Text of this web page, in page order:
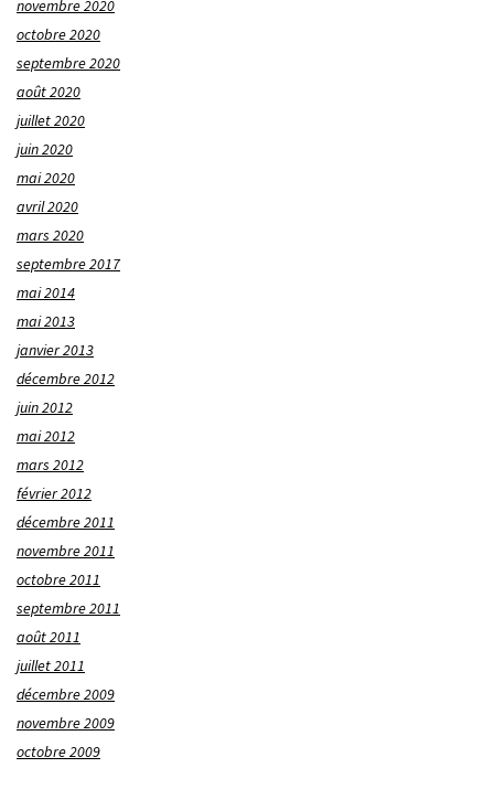
novembre 2020
octobre 2020
septembre 2020
août 2020
juillet 2020
juin 2020
mai 2020
avril 2020
mars 2020
septembre 2017
mai 2014
mai 2013
janvier 2013
décembre 2012
juin 2012
mai 2012
mars 2012
février 2012
décembre 2011
novembre 2011
octobre 2011
septembre 2011
août 2011
juillet 2011
décembre 2009
novembre 2009
octobre 2009